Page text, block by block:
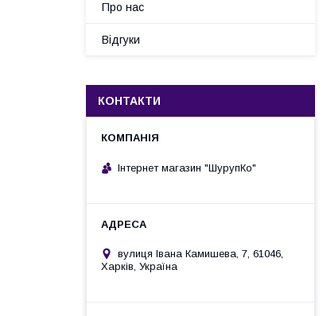
Про нас
Відгуки
КОНТАКТИ
Інтернет магазин "ШурупКо"
вулиця Івана Камишева, 7, 61046,
Харків, Україна